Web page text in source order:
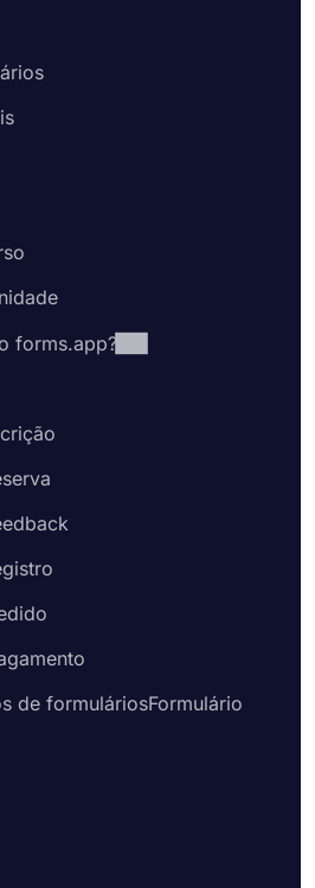
forms.app?
de formuláriosFormulário